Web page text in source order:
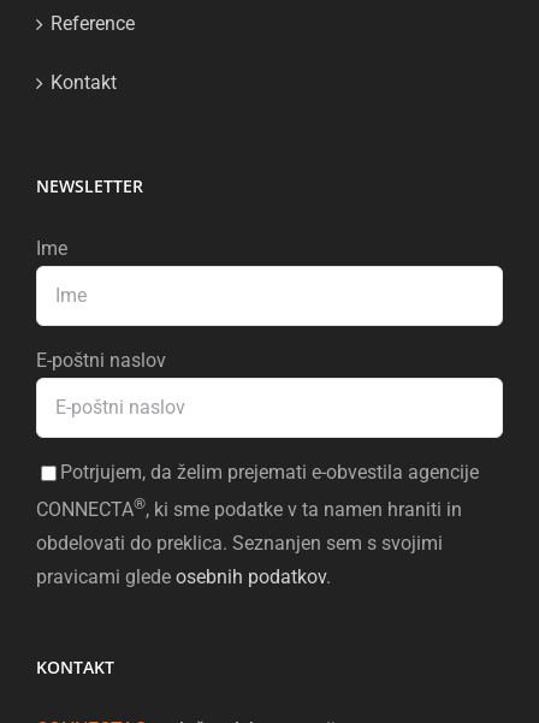
Reference
Kontakt
NEWSLETTER
Ime
E-poštni naslov
Potrjujem, da želim prejemati e-obvestila agencije
CONNECTA®, ki sme podatke v ta namen hraniti in
obdelovati do preklica. Seznanjen sem s svojimi
pravicami glede osebnih podatkov.
KONTAKT